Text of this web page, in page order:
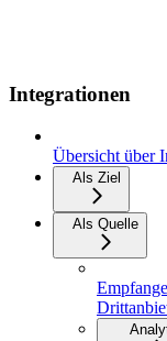
Integrationen
Übersicht über
Als Ziel
Als Quelle